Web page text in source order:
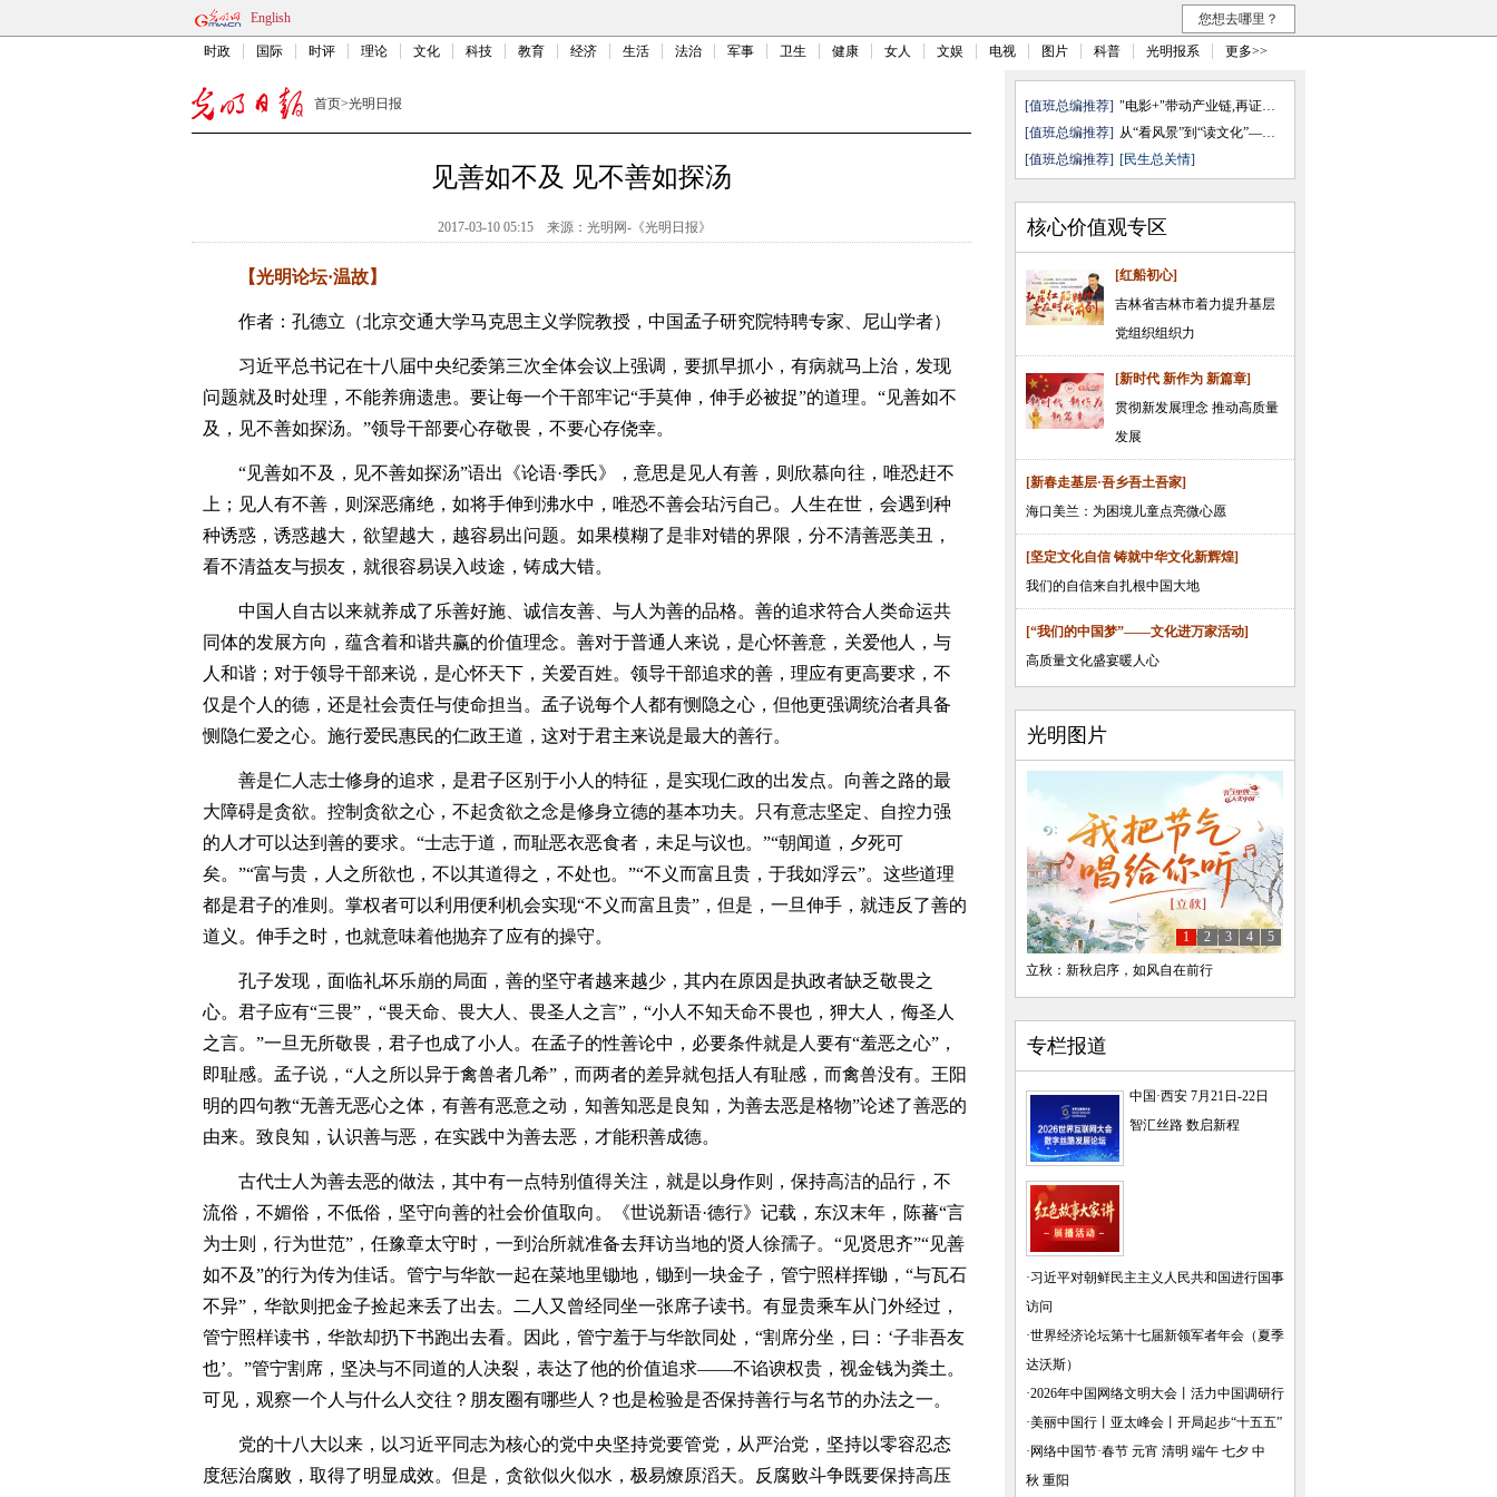
English 您想去哪里？
时政 国际 时评 理论 文化 科技 教育 经济 生活 法治 军事 卫生 健康 女人 文娱 电视 图片 科普 光明报系 更多>>
首页>光明日报
见善如不及 见不善如探汤
2017-03-10 05:15 来源： 光明网-《光明日报》
【光明论坛·温故】
作者：孔德立（北京交通大学马克思主义学院教授，中国孟子研究院特聘专家、尼山学者）
习近平总书记在十八届中央纪委第三次全体会议上强调，要抓早抓小，有病就马上治，发现
问题就及时处理，不能养痈遗患。要让每一个干部牢记“手莫伸，伸手必被捉”的道理。“见善如不
及，见不善如探汤。”领导干部要心存敬畏，不要心存侥幸。
“见善如不及，见不善如探汤”语出《论语·季氏》，意思是见人有善，则欣慕向往，唯恐赶不
上；见人有不善，则深恶痛绝，如将手伸到沸水中，唯恐不善会玷污自己。人生在世，会遇到种
种诱惑，诱惑越大，欲望越大，越容易出问题。如果模糊了是非对错的界限，分不清善恶美丑，
看不清益友与损友，就很容易误入歧途，铸成大错。
中国人自古以来就养成了乐善好施、诚信友善、与人为善的品格。善的追求符合人类命运共
同体的发展方向，蕴含着和谐共赢的价值理念。善对于普通人来说，是心怀善意，关爱他人，与
人和谐；对于领导干部来说，是心怀天下，关爱百姓。领导干部追求的善，理应有更高要求，不
仅是个人的德，还是社会责任与使命担当。孟子说每个人都有恻隐之心，但他更强调统治者具备
恻隐仁爱之心。施行爱民惠民的仁政王道，这对于君主来说是最大的善行。
善是仁人志士修身的追求，是君子区别于小人的特征，是实现仁政的出发点。向善之路的最
大障碍是贪欲。控制贪欲之心，不起贪欲之念是修身立德的基本功夫。只有意志坚定、自控力强
的人才可以达到善的要求。“士志于道，而耻恶衣恶食者，未足与议也。”“朝闻道，夕死可
矣。”“富与贵，人之所欲也，不以其道得之，不处也。”“不义而富且贵，于我如浮云”。这些道理
都是君子的准则。掌权者可以利用便利机会实现“不义而富且贵”，但是，一旦伸手，就违反了善的
道义。伸手之时，也就意味着他抛弃了应有的操守。
孔子发现，面临礼坏乐崩的局面，善的坚守者越来越少，其内在原因是执政者缺乏敬畏之
心。君子应有“三畏”，“畏天命、畏大人、畏圣人之言”，“小人不知天命不畏也，狎大人，侮圣人
之言。”一旦无所敬畏，君子也成了小人。在孟子的性善论中，必要条件就是人要有“羞恶之心”，
即耻感。孟子说，“人之所以异于禽兽者几希”，而两者的差异就包括人有耻感，而禽兽没有。王阳
明的四句教“无善无恶心之体，有善有恶意之动，知善知恶是良知，为善去恶是格物”论述了善恶的
由来。致良知，认识善与恶，在实践中为善去恶，才能积善成德。
古代士人为善去恶的做法，其中有一点特别值得关注，就是以身作则，保持高洁的品行，不
流俗，不媚俗，不低俗，坚守向善的社会价值取向。《世说新语·德行》记载，东汉末年，陈蕃“言
为士则，行为世范”，任豫章太守时，一到治所就准备去拜访当地的贤人徐孺子。“见贤思齐”“见善
如不及”的行为传为佳话。管宁与华歆一起在菜地里锄地，锄到一块金子，管宁照样挥锄，“与瓦石
不异”，华歆则把金子捡起来丢了出去。二人又曾经同坐一张席子读书。有显贵乘车从门外经过，
管宁照样读书，华歆却扔下书跑出去看。因此，管宁羞于与华歆同处，“割席分坐，曰：‘子非吾友
也’。”管宁割席，坚决与不同道的人决裂，表达了他的价值追求——不谄谀权贵，视金钱为粪土。
可见，观察一个人与什么人交往？朋友圈有哪些人？也是检验是否保持善行与名节的办法之一。
党的十八大以来，以习近平同志为核心的党中央坚持党要管党，从严治党，坚持以零容忍态
度惩治腐败，取得了明显成效。但是，贪欲似火似水，极易燎原滔天。反腐败斗争既要保持高压
[值班总编推荐]
"电影+"带动产业链,再证无可取代
[值班总编推荐]
从“看风景”到“读文化”——透 ...
[值班总编推荐] [民生总关情]
核心价值观专区
[红船初心]
吉林省吉林市着力提升基层
党组织组织力
[新时代 新作为 新篇章]
贯彻新发展理念 推动高质量
发展
[新春走基层·吾乡吾土吾家]
海口美兰：为困境儿童点亮微心愿
[坚定文化自信 铸就中华文化新辉煌]
我们的自信来自扎根中国大地
[“我们的中国梦”——文化进万家活动]
高质量文化盛宴暖人心
光明图片
立秋：新秋启序，如风自在前行
1 2 3 4 5
专栏报道
中国·西安 7月21日-22日
智汇丝路 数启新程
·习近平对朝鲜民主主义人民共和国进行国事
访问
·世界经济论坛第十七届新领军者年会（夏季
达沃斯）
·2026年中国网络文明大会
活力中国调研行
·美丽中国行 亚太峰会
开局起步“十五五”
· 网络中国节·春节 元宵 清明 端午 七夕 中
秋 重阳